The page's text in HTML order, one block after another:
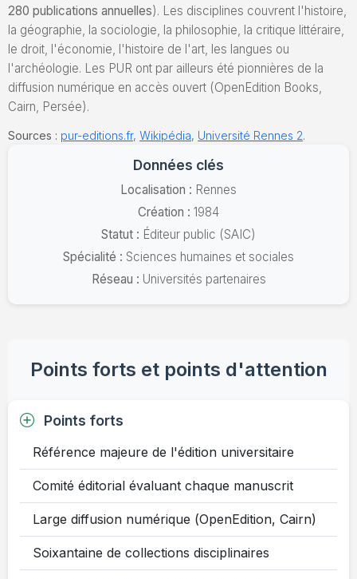
280 publications annuelles). Les disciplines couvrent l'histoire,
la géographie, la sociologie, la philosophie, la critique littéraire,
le droit, l'économie, l'histoire de l'art, les langues ou
l'archéologie. Les PUR ont par ailleurs été pionnières de la
diffusion numérique en accès ouvert (OpenEdition Books,
Cairn, Persée).
Sources : pur-editions.fr, Wikipédia, Université Rennes 2.
Données clés
Localisation : Rennes
Création : 1984
Statut : Éditeur public (SAIC)
Spécialité : Sciences humaines et sociales
Réseau : Universités partenaires
Points forts et points d'attention
Points forts
Référence majeure de l'édition universitaire
Comité éditorial évaluant chaque manuscrit
Large diffusion numérique (OpenEdition, Cairn)
Soixantaine de collections disciplinaires